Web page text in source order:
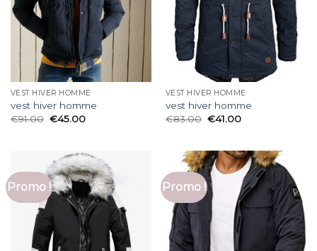
VEST HIVER HOMME
vest hiver homme
€91.00 €45.00
VEST HIVER HOMME
vest hiver homme
€83.00 €41.00
Promo ! Promo !